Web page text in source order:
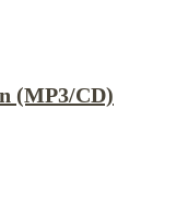
(MP3/CD)